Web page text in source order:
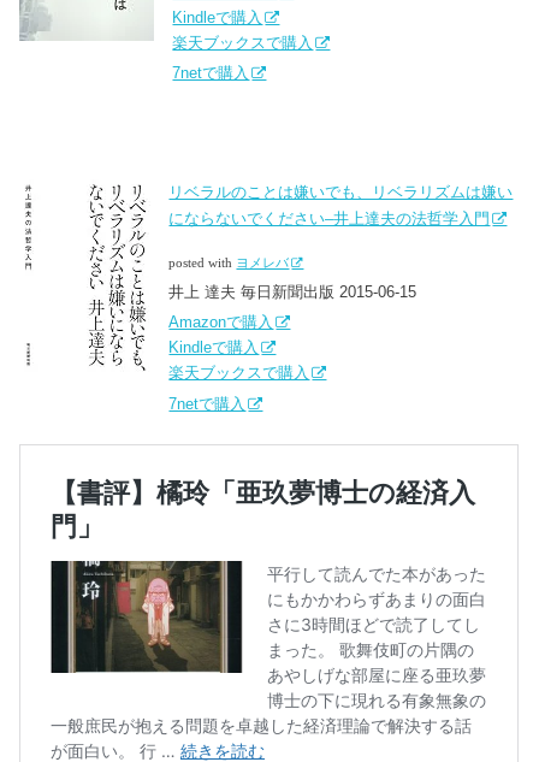
Kindleで購入
楽天ブックスで購入
7netで購入
リベラルのことは嫌いでも、リベラリズムは嫌い
にならないでください–井上達夫の法哲学入門
posted with ヨメレバ
井上 達夫 毎日新聞出版 2015-06-15
Amazonで購入
Kindleで購入
楽天ブックスで購入
7netで購入